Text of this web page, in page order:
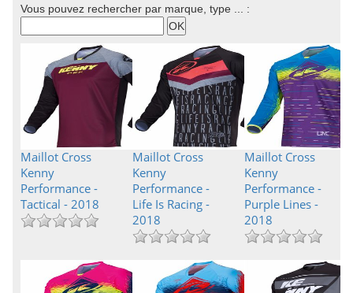
Vous pouvez rechercher par marque, type ... :
Maillot Cross
Kenny
Performance -
Tactical - 2018
Maillot Cross
Kenny
Performance -
Life Is Racing -
2018
Maillot Cross
Kenny
Performance -
Purple Lines -
2018